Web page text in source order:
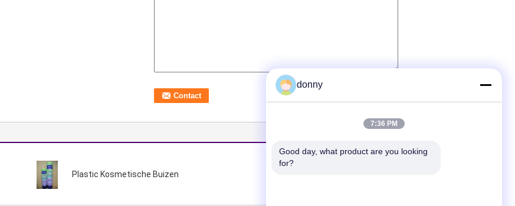
Plastic Kosmetische Buizen
donny
7:36 PM
Good day, what product are you looking
for?